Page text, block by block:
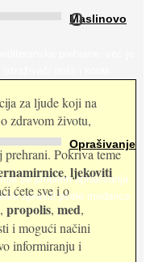
Maslinovo
prehrane, već je
Oprašivanje
se problem oprašivanja
oprašiti pčele medarice
O
za ljude koji na
zdravom životu,
Pokriva teme
, ljekoviti
ćete sve i o
, propolis, med,
i mogući načini
informiranju i